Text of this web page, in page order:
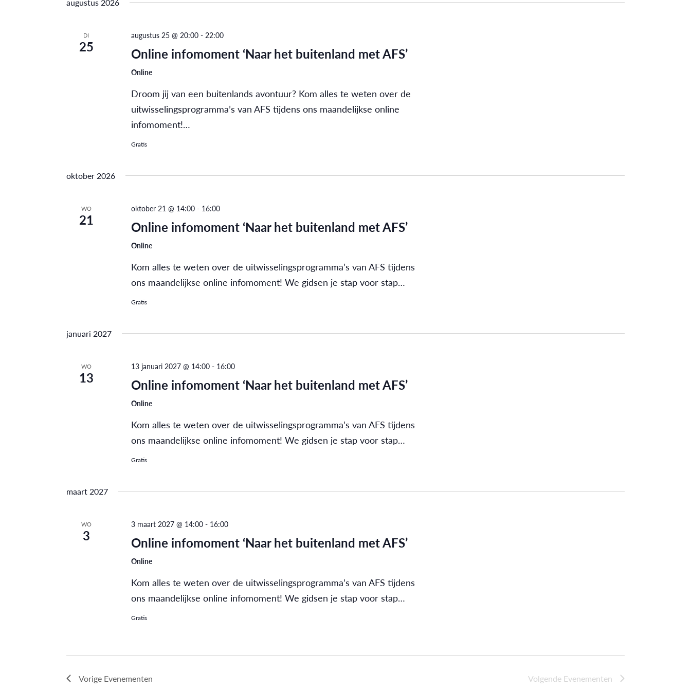
Evenementen
DI
25
augustus 25 @ 20:00- 22:00
Online infomoment ‘Naar het buitenland met AFS’
Online
Droom jij van een buitenlands avontuur? Kom alles te weten over de
uitwisselingsprogramma’s van AFS tijdens ons maandelijkse online
infomoment!…
Gratis
oktober 2026
WO
21
oktober 21 @ 14:00- 16:00
Online infomoment ‘Naar het buitenland met AFS’
Online
Kom alles te weten over de uitwisselingsprogramma’s van AFS tijdens
ons maandelijkse online infomoment! We gidsen je stap voor stap…
Gratis
januari 2027
WO
13
13 januari 2027 @ 14:00- 16:00
Online infomoment ‘Naar het buitenland met AFS’
Online
Kom alles te weten over de uitwisselingsprogramma’s van AFS tijdens
ons maandelijkse online infomoment! We gidsen je stap voor stap…
Gratis
maart 2027
WO
3
3 maart 2027 @ 14:00- 16:00
Online infomoment ‘Naar het buitenland met AFS’
Online
Kom alles te weten over de uitwisselingsprogramma’s van AFS tijdens
ons maandelijkse online infomoment! We gidsen je stap voor stap…
Gratis
Vorige Evenementen Volgende Evenementen